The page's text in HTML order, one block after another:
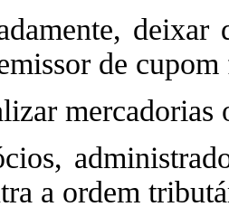
deixar
de
mercadorias
a ordem